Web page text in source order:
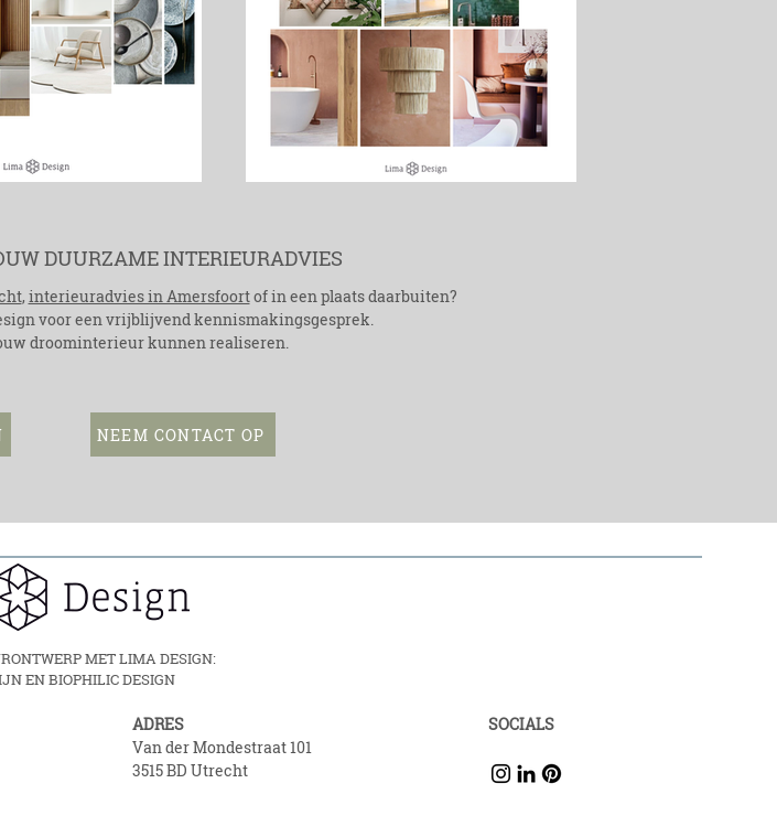
DUURZAME INTERIEURADVIES
, interieuradvies in Amersfoortof in een plaats daarbuiten?
voor een vrijblijvend kennismakingsgesprek.
droominterieur kunnen realiseren.
NEEM CONTACT OP
MET LIMA DESIGN:
EN BIOPHILIC DESIGN
ADRES
Van der Mondestraat 101
3515 BD Utrecht
SOCIALS